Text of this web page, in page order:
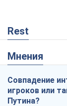
Rest
Мнения
Совпадение
игроков или
Путина?